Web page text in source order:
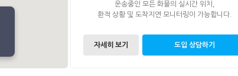
운송중인 모든 화물의 실시간 위치,
환적 상황 및 도착지연 모니터링이 가능합니다.
자세히 보기 도입 상담하기